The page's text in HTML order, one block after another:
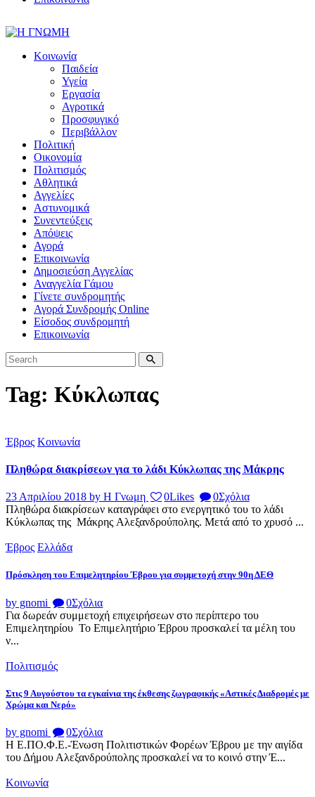
Κοινωνία
Παιδεία
Υγεία
Εργασία
Αγροτικά
Προσφυγικό
Περιβάλλον
Πολιτική
Οικονομία
Πολιτισμός
Αθλητικά
Αγγελίες
Αστυνομικά
Συνεντεύξεις
Απόψεις
Αγορά
Επικοινωνία
Δημοσιεύση Αγγελίας
Αναγγελία Γάμου
Γίνετε συνδρομητής
Αγορά Συνδρομής Online
Είσοδος συνδρομητή
Επικοινωνία
Tag: Κύκλωπας
Έβρος Κοινωνία
Πληθώρα διακρίσεων για το λάδι Κύκλωπας της Μάκρης
23 Απριλίου 2018 by Η Γνωμη 0Likes 0Σχόλια
Πληθώρα διακρίσεων καταγράφει στο ενεργητικό του το λάδι
Κύκλωπας της Μάκρης Αλεξανδρούπολης. Μετά από το χρυσό ...
Έβρος Ελλάδα
Πρόσκληση του Επιμελητηρίου Έβρου για συμμετοχή στην 90η ΔΕΘ
by gnomi 0Σχόλια
Για δωρεάν συμμετοχή επιχειρήσεων στο περίπτερο του
Επιμελητηρίου Το Επιμελητήριο Έβρου προσκαλεί τα μέλη του
ν...
Πολιτισμός
Στις 9 Αυγούστου τα εγκαίνια της έκθεσης ζωγραφικής «Αστικές Διαδρομές με
Χρώμα και Νερό»
by gnomi 0Σχόλια
Η Ε.ΠΟ.Φ.Ε.-Ένωση Πολιτιστικών Φορέων Έβρου με την αιγίδα
του Δήμου Αλεξανδρούπολης προσκαλεί να το κοινό στην Έ...
Κοινωνία